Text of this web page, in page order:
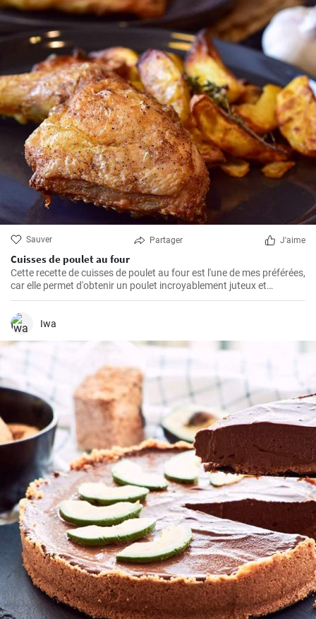
Sauver Partager J'aime
Cuisses de poulet au four
Cette recette de cuisses de poulet au four est l'une de mes préférées,
car elle permet d'obtenir un poulet incroyablement juteux et
savoureux. Les cuisses de poulet sont les parties du poulet que je
préfère cuire au four parce qu'elles restent juteuses même après un
long temps de cuisson. De plus, les ingrédients sont simples, mais
ainsi un plat unique et délicieux.
Iwa